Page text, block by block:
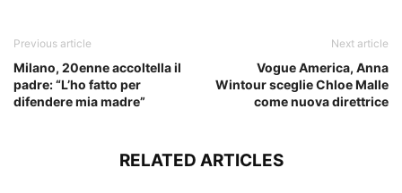
Previous article
Milano, 20enne accoltella il
padre: “L’ho fatto per
difendere mia madre”
Next article
Vogue America, Anna
Wintour sceglie Chloe Malle
come nuova direttrice
RELATED ARTICLES